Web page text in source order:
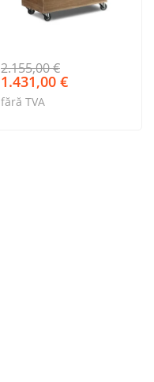
2.155,00€
Prețul
inițial
a
1.431,00 €Prețul
fără TVA